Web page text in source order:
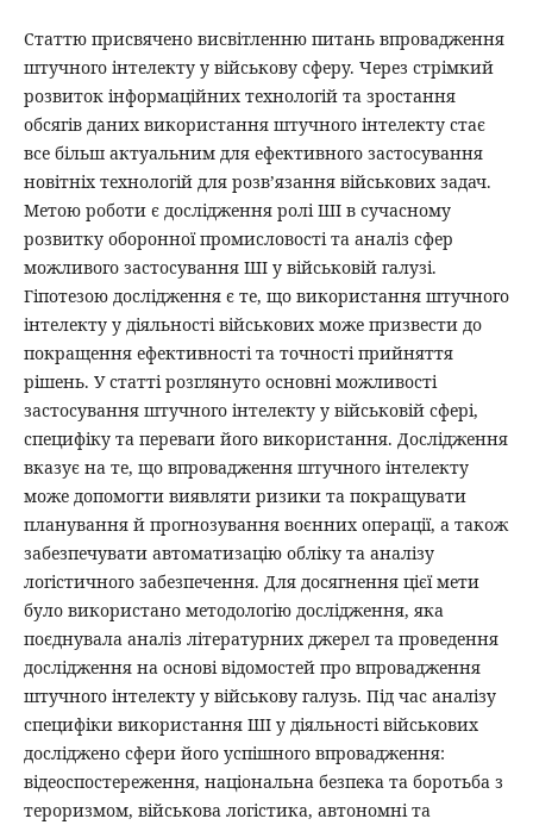
Статтю присвячено висвітленню питань впровадження
штучного інтелекту у військову сферу. Через стрімкий
розвиток інформаційних технологій та зростання
обсягів даних використання штучного інтелекту стає
все більш актуальним для ефективного застосування
новітніх технологій для розв’язання військових задач.
Метою роботи є дослідження ролі ШІ в сучасному
розвитку оборонної промисловості та аналіз сфер
можливого застосування ШІ у військовій галузі.
Гіпотезою дослідження є те, що використання штучного
інтелекту у діяльності військових може призвести до
покращення ефективності та точності прийняття
рішень. У статті розглянуто основні можливості
застосування штучного інтелекту у військовій сфері,
специфіку та переваги його використання. Дослідження
вказує на те, що впровадження штучного інтелекту
може допомогти виявляти ризики та покращувати
планування й прогнозування воєнних операції, а також
забезпечувати автоматизацію обліку та аналізу
логістичного забезпечення. Для досягнення цієї мети
було використано методологію дослідження, яка
поєднувала аналіз літературних джерел та проведення
дослідження на основі відомостей про впровадження
штучного інтелекту у військову галузь. Під час аналізу
специфіки використання ШІ у діяльності військових
досліджено сфери його успішного впровадження:
відеоспостереження, національна безпека та боротьба з
тероризмом, військова логістика, автономні та